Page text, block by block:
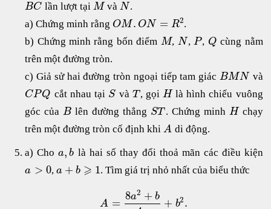
BC lần lượt tại Mvà N.
a) Chứng minh rằng OM. ON = R2.
b) Chứng minh rằng bốn điểm M, N,P, Q cùng nằm
trên một đường tròn.
c) Giả sử hai đường tròn ngoại tiếp tam giác BMNvà
CPQ cắt nhau tại S và T , gọiHlà hình chiếu vuông
góc củaB lên đường thẳng ST . Chứng minh Hchạy
trên một đường tròn cố định khiA di động.
a) Choa, b là hai số thay đổi thoả mãn các điều kiện
a > 0, a + b ⩾ 1. Tìm giá trị nhỏ nhất của biểu thức
A =
8a2 + b + b2.